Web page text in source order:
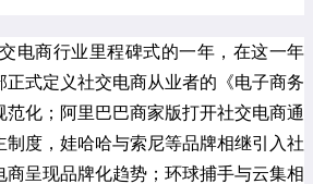
电商行业里程碑式的一年，在这一年
正式定义社交电商从业者的《电子商务
化；阿里巴巴商家版打开社交电商通
制度，娃哈哈与索尼等品牌相继引入社
商呈现品牌化趋势；环球捕手与云集相